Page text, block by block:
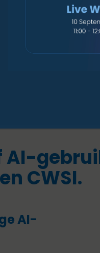
CWSI.
AI-